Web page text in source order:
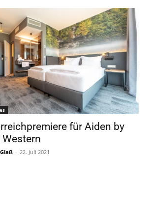
für Aiden by
Western
- 22. Juli 2021